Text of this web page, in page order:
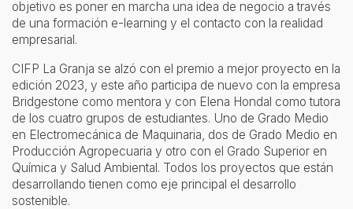
objetivo es poner en marcha una idea de negocio a través
de una formación e-learning y el contacto con la realidad
empresarial.
CIFP La Granja se alzó con el premio a mejor proyecto en la
edición 2023, y este año participa de nuevo con la empresa
Bridgestone como mentora y con Elena Hondal como tutora
de los cuatro grupos de estudiantes. Uno de Grado Medio
en Electromecánica de Maquinaria, dos de Grado Medio en
Producción Agropecuaria y otro con el Grado Superior en
Química y Salud Ambiental. Todos los proyectos que están
desarrollando tienen como eje principal el desarrollo
sostenible.